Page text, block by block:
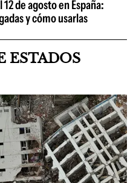
de agosto en España:
y cómo usarlas
ESTADOS